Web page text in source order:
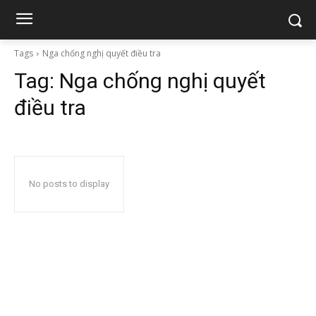
Tags Nga chống nghị quyết điều tra
Tag: Nga chống nghị quyết
điều tra
No posts to display